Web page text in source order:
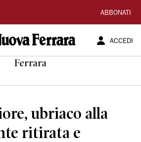
ABBONATI
ACCEDI
Ferrara
ubriaco alla
ritirata e